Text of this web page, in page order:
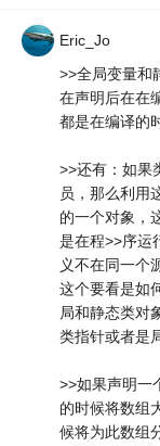
Eric_Jo
>>全局变量和
在声明后在在
都是在编译的
>>还有：如果
员，那么利用
的一个对象，
是在程>>序运
义不在同一个
这个要看是如
局和静态类对
类指针或者是
>>如果声明一
的时候将数组
候将为此数组